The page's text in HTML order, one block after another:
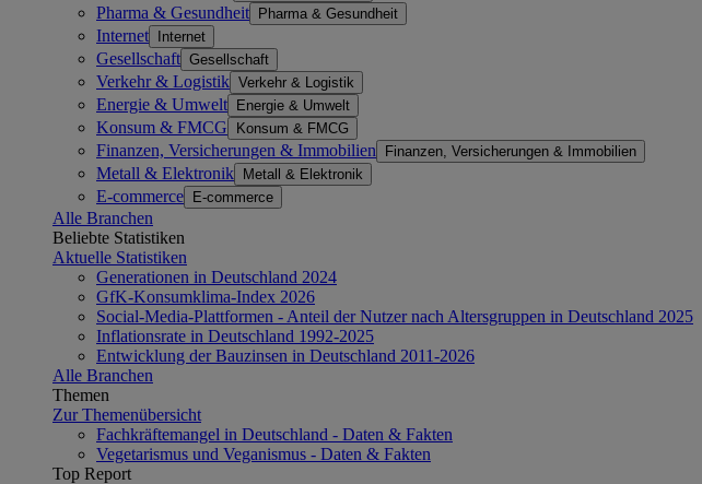
Pharma & Gesundheit Pharma & Gesundheit
Internet Internet
Gesellschaft Gesellschaft
Verkehr & Logistik Verkehr & Logistik
Energie & Umwelt Energie & Umwelt
Konsum & FMCG Konsum & FMCG
Finanzen, Versicherungen & Immobilien Finanzen, Versicherungen & Immobilien
Metall & Elektronik Metall & Elektronik
E-commerce E-commerce
Alle Branchen
Beliebte Statistiken
Aktuelle Statistiken
Generationen in Deutschland 2024
GfK-Konsumklima-Index 2026
Social-Media-Plattformen - Anteil der Nutzer nach Altersgruppen in Deutschland 2025
Inflationsrate in Deutschland 1992-2025
Entwicklung der Bauzinsen in Deutschland 2011-2026
Alle Branchen
Themen
Zur Themenübersicht
Fachkräftemangel in Deutschland - Daten & Fakten
Vegetarismus und Veganismus - Daten & Fakten
Top Report